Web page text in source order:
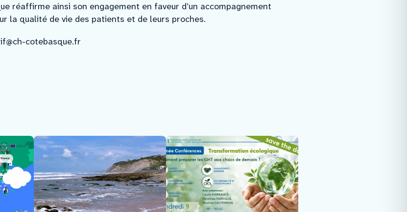
réaffirme ainsi son engagement en faveur d’un accompagnement
la qualité de vie des patients et de leurs proches.
cotebasque.fr